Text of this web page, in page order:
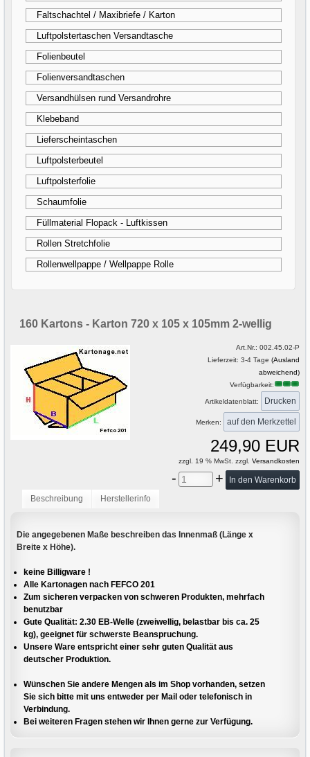
Faltschachtel / Maxibriefe / Karton
Luftpolstertaschen Versandtasche
Folienbeutel
Folienversandtaschen
Versandhülsen rund Versandrohre
Klebeband
Lieferscheintaschen
Luftpolsterbeutel
Luftpolsterfolie
Schaumfolie
Füllmaterial Flopack - Luftkissen
Rollen Stretchfolie
Rollenwellpappe / Wellpappe Rolle
160 Kartons - Karton 720 x 105 x 105mm 2-wellig
Art.Nr.: 002.45.02-P
Lieferzeit: 3-4 Tage (Ausland
abweichend)
Verfügbarkeit:
Artikeldatenblatt: Drucken
Merken:
249,90 EUR
zzgl. 19 % MwSt. zzgl. Versandkosten
- +
Beschreibung Herstellerinfo
Die angegebenen Maße beschreiben das Innenmaß (Länge x
Breite x Höhe).
keine Billigware !
Alle Kartonagen nach FEFCO 201
Zum sicheren verpacken von schweren Produkten, mehrfach
benutzbar
Gute Qualität: 2.30 EB-Welle (zweiwellig, belastbar bis ca. 25
kg), geeignet für schwerste Beanspruchung.
Unsere Ware entspricht einer sehr guten Qualität aus
deutscher Produktion.
Wünschen Sie andere Mengen als im Shop vorhanden, setzen
Sie sich bitte mit uns entweder per Mail oder telefonisch in
Verbindung.
Bei weiteren Fragen stehen wir Ihnen gerne zur Verfügung.